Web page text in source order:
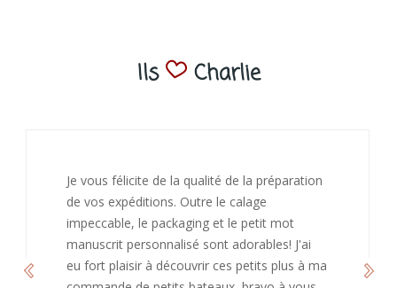
Ils Charlie
J’ai adoré ouvrir ce paquet votre message est
bienveillant et fait plaisir. Je ne manquerai pas
de recommandé chez vous. Bonne
continuation et merci à vous.
Caroline